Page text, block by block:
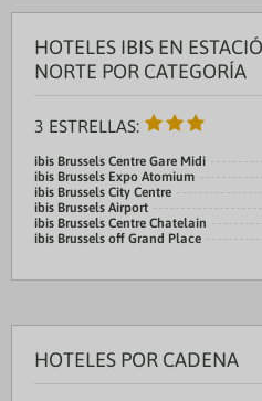
HOTELES IBIS EN
NORTE POR CATEGORÍA
3 ESTRELLAS:
ibis Brussels Centre Gare Midi
ibis Brussels Expo Atomium
ibis Brussels City Centre
ibis Brussels Airport
ibis Brussels Centre Chatelain
ibis Brussels off Grand Place
HOTELES POR CADENA